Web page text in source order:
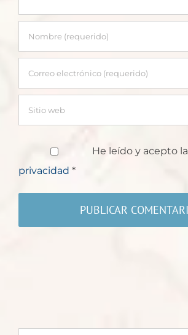
He leído y acepto la
privacidad *